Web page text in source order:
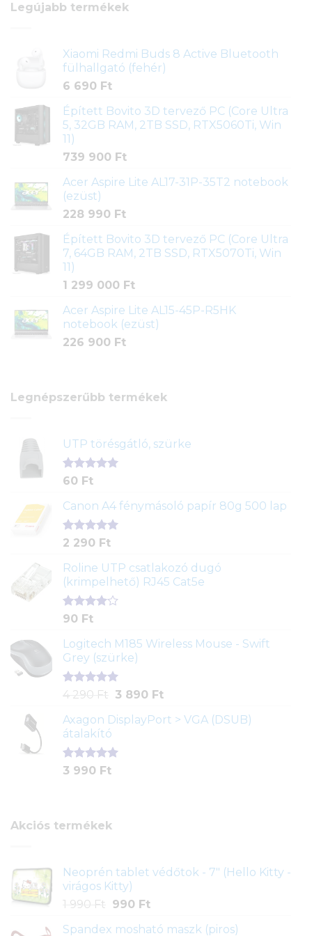
Legújabb termékek
Xiaomi Redmi Buds 8 Active Bluetooth
fülhallgató (fehér)
6 690 Ft
Épített Bovito 3D tervező PC (Core Ultra
5, 32GB RAM, 2TB SSD, RTX5060Ti, Win
11)
739 900 Ft
Acer Aspire Lite AL17-31P-35T2 notebook
(ezüst)
228 990 Ft
Épített Bovito 3D tervező PC (Core Ultra
7, 64GB RAM, 2TB SSD, RTX5070Ti, Win
11)
1 299 000 Ft
Acer Aspire Lite AL15-45P-R5HK
notebook (ezüst)
226 900 Ft
Legnépszerűbb termékek
UTP törésgátló, szürke
Értékelés
ből,
1
értékelés
alapján
60 Ft
Canon A4 fénymásoló papír 80g 500 lap
Értékelés
ből,
2
értékelés
alapján
2 290 Ft
Roline UTP csatlakozó dugó
(krimpelhető) RJ45 Cat5e
Értékelés
5-ből,
2
értékelés
alapján
90 Ft
Logitech M185 Wireless Mouse - Swift
Grey (szürke)
Értékelés
ből,
1
értékelés
alapján
4 290 Ft
Original
was:
290 Ft.
3 890 FtCurrent
is:
Axagon DisplayPort > VGA (DSUB)
átalakító
Értékelés
1
3 990 Ft
Akciós termékek
Neoprén tablet védőtok - 7" (Hello Kitty -
virágos Kitty)
1 990 Ft
Original
was:
990 FtCurrent
is:
Spandex mosható maszk (piros)